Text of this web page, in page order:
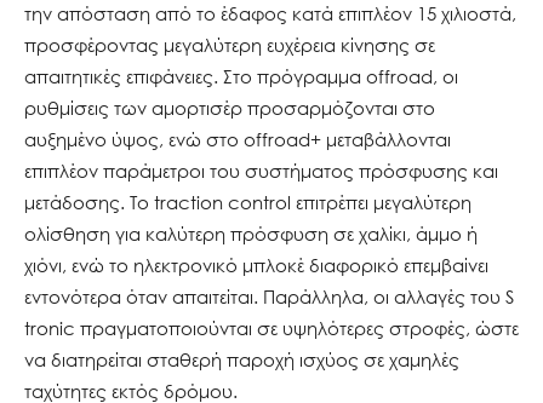
την απόσταση από το έδαφος κατά επιπλέον 15 χιλιοστά,
προσφέροντας μεγαλύτερη ευχέρεια κίνησης σε
απαιτητικές επιφάνειες. Στο πρόγραμμα offroad, οι
ρυθμίσεις των αμορτισέρ προσαρμόζονται στο
αυξημένο ύψος, ενώ στο offroad+ μεταβάλλονται
επιπλέον παράμετροι του συστήματος πρόσφυσης και
μετάδοσης. Το traction control επιτρέπει μεγαλύτερη
ολίσθηση για καλύτερη πρόσφυση σε χαλίκι, άμμο ή
χιόνι, ενώ το ηλεκτρονικό μπλοκέ διαφορικό επεμβαίνει
εντονότερα όταν απαιτείται. Παράλληλα, οι αλλαγές του S
tronic πραγματοποιούνται σε υψηλότερες στροφές, ώστε
να διατηρείται σταθερή παροχή ισχύος σε χαμηλές
ταχύτητες εκτός δρόμου.